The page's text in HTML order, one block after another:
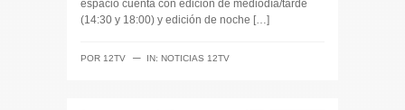
espacio cuenta con edición de mediodía/tarde
(14:30 y 18:00) y edición de noche […]
POR 12TV ─ IN: NOTICIAS 12TV